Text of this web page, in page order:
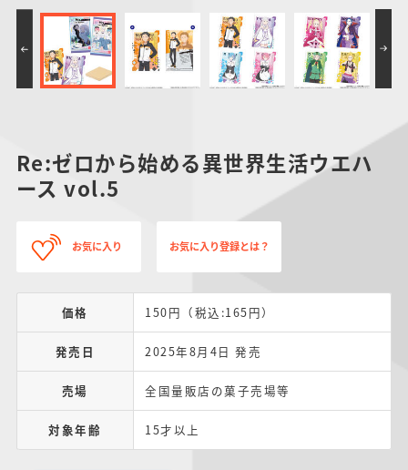
PROJECT R.E.D.・
スーパー戦隊シリー
ズ
ポケットモンスター
サンリオキャラクタ
ーズ
つりグミ SMPシリーズ キャラデコ
Re:ゼロから始める異世界生活ウエハ
ース vol.5
お気に入り お気に入り登録とは？
価格 150円（税込:165円）
発売日 2025年8月4日 発売
売場 全国量販店の菓子売場等
対象年齢 15才以上